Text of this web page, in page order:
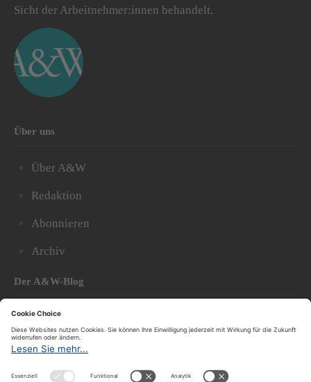
Sicht der Arbeitnehmer:innen behandelt.
Über uns
Über A&W
Redaktion
Abonnieren
Archiv
Der A&W-Blog
DerA&W-Blog
hat sich in den vergangenen Jahren zu einem der
bedeutendsten politischen Blogs in Österreich
entwickelt.